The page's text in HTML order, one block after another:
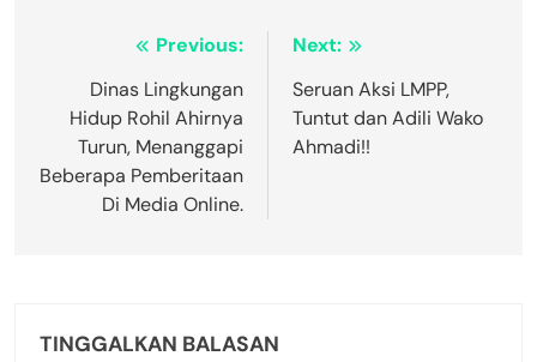
NavigasiPrevious:
Dinas Lingkungan
Hidup Rohil Ahirnya
Turun, Menanggapi
Beberapa Pemberitaan
Di Media Online.
Next:
Seruan Aksi LMPP,
Tuntut dan Adili Wako
Ahmadi!!
TINGGALKAN BALASAN